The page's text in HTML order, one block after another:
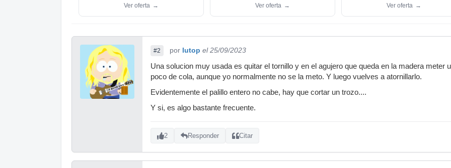
Ver oferta → Ver oferta → Ver oferta →
#2 por lutop el 25/09/2023
Una solucion muy usada es quitar el tornillo y en el agujero que queda en la madera meter
poco de cola, aunque yo normalmente no se la meto. Y luego vuelves a atornillarlo.
Evidentemente el palillo entero no cabe, hay que cortar un trozo....
Y si, es algo bastante frecuente.
2 Responder Citar